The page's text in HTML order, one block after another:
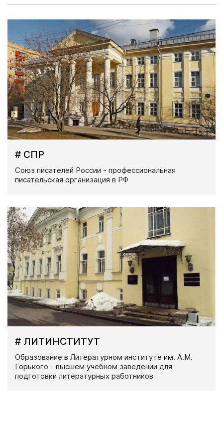
# СПР
Союз писателей России - профессиональная
писательская организация в РФ
# ЛИТИНСТИТУТ
Образование в Литературном институте им. А.М.
Горького - высшем учебном заведении для
подготовки литературных работников